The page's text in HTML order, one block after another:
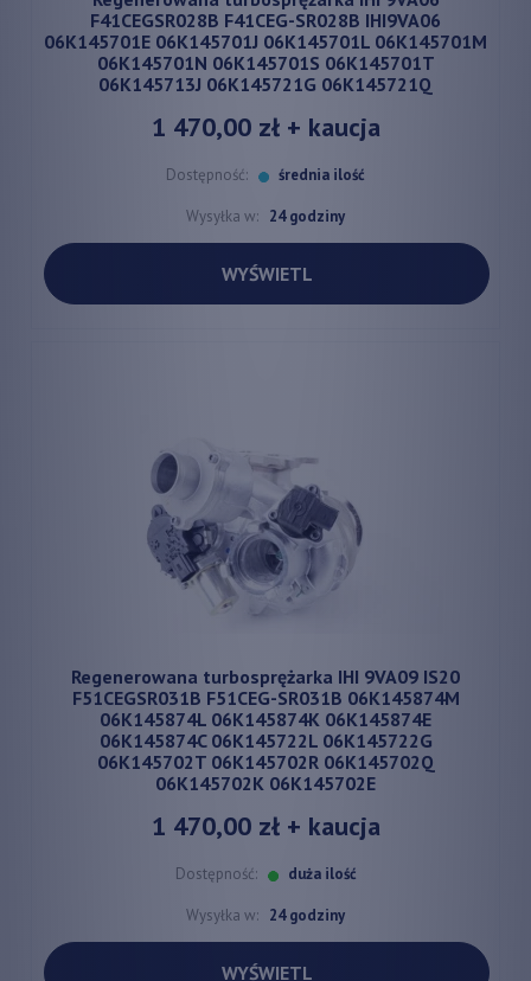
F41CEGSR028B F41CEG-SR028B IHI9VA06
06K145701E 06K145701J 06K145701L 06K145701M
06K145701N 06K145701S 06K145701T
06K145713J 06K145721G 06K145721Q
1 470,00 zł+ kaucja
Dostępność: średnia ilość
Wysyłka w: 24 godziny
WYŚWIETL
Regenerowana turbosprężarka IHI 9VA09 IS20
F51CEGSR031B F51CEG-SR031B 06K145874M
06K145874L 06K145874K 06K145874E
06K145874C 06K145722L 06K145722G
06K145702T 06K145702R 06K145702Q
06K145702K 06K145702E
1 470,00 zł+ kaucja
Dostępność: duża ilość
Wysyłka w: 24 godziny
WYŚWIETL